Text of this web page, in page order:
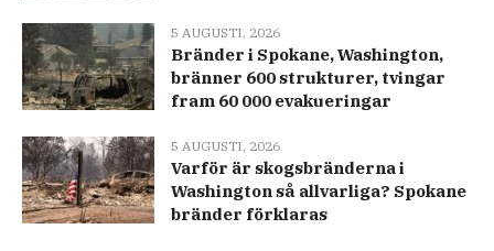
5 AUGUSTI, 2026
Bränder i Spokane, Washington,
bränner 600 strukturer, tvingar
fram 60 000 evakueringar
5 AUGUSTI, 2026
Varför är skogsbränderna i
Washington så allvarliga? Spokane
bränder förklaras